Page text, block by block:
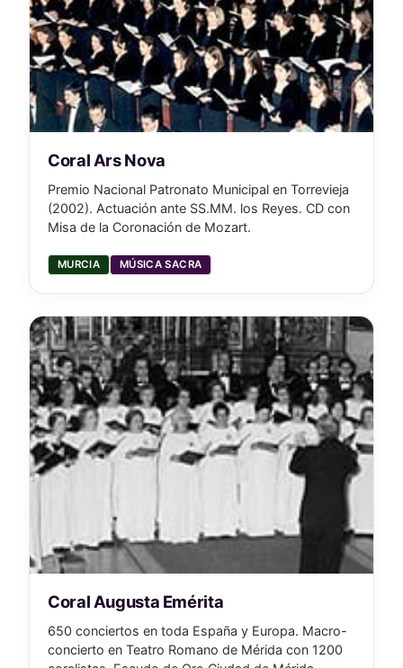
Coral Ars Nova
Premio Nacional Patronato Municipal en Torrevieja
(2002). Actuación ante SS.MM. los Reyes. CD con
Misa de la Coronación de Mozart.
MURCIA MÚSICA SACRA
Coral Augusta Emérita
650 conciertos en toda España y Europa. Macro-
concierto en Teatro Romano de Mérida con 1200